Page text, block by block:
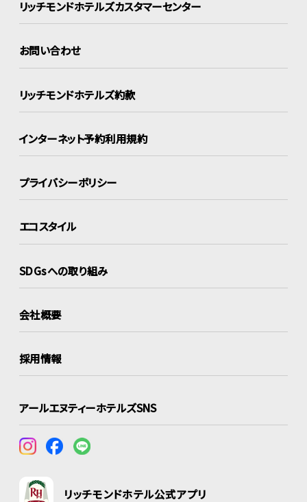
リッチモンドホテルズカスタマーセンター
お問い合わせ
リッチモンドホテルズ約款
インターネット予約利用規約
プライバシーポリシー
エコスタイル
SDGsへの取り組み
会社概要
採用情報
アールエヌティーホテルズSNS
リッチモンドホテル公式アプリ